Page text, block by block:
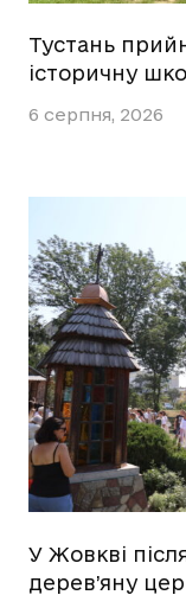
Тустань
історичну
6 серпня, 2026
У Жовкві
дерев’яну